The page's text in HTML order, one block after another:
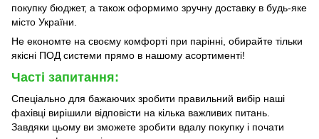
покупку бюджет, а також оформимо зручну доставку в будь-яке
місто України.
Не економте на своєму комфорті при парінні, обирайте тільки
якісні ПОД системи прямо в нашому асортименті!
Часті запитання:
Спеціально для бажаючих зробити правильний вибір наші
фахівці вирішили відповісти на кілька важливих питань.
Завдяки цьому ви зможете зробити вдалу покупку і почати